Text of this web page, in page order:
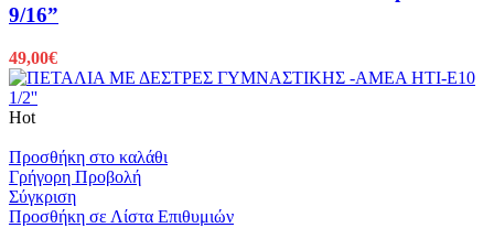
9/16”
49,00€
Hot
Προσθήκη στο καλάθι
Γρήγορη Προβολή
Σύγκριση
Προσθήκη σε Λίστα Επιθυμιών